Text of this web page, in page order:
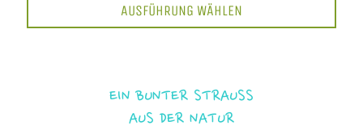
AUSFÜHRUNG WÄHLEN
EIN BUNTER STRAUSS
AUS DER NATUR